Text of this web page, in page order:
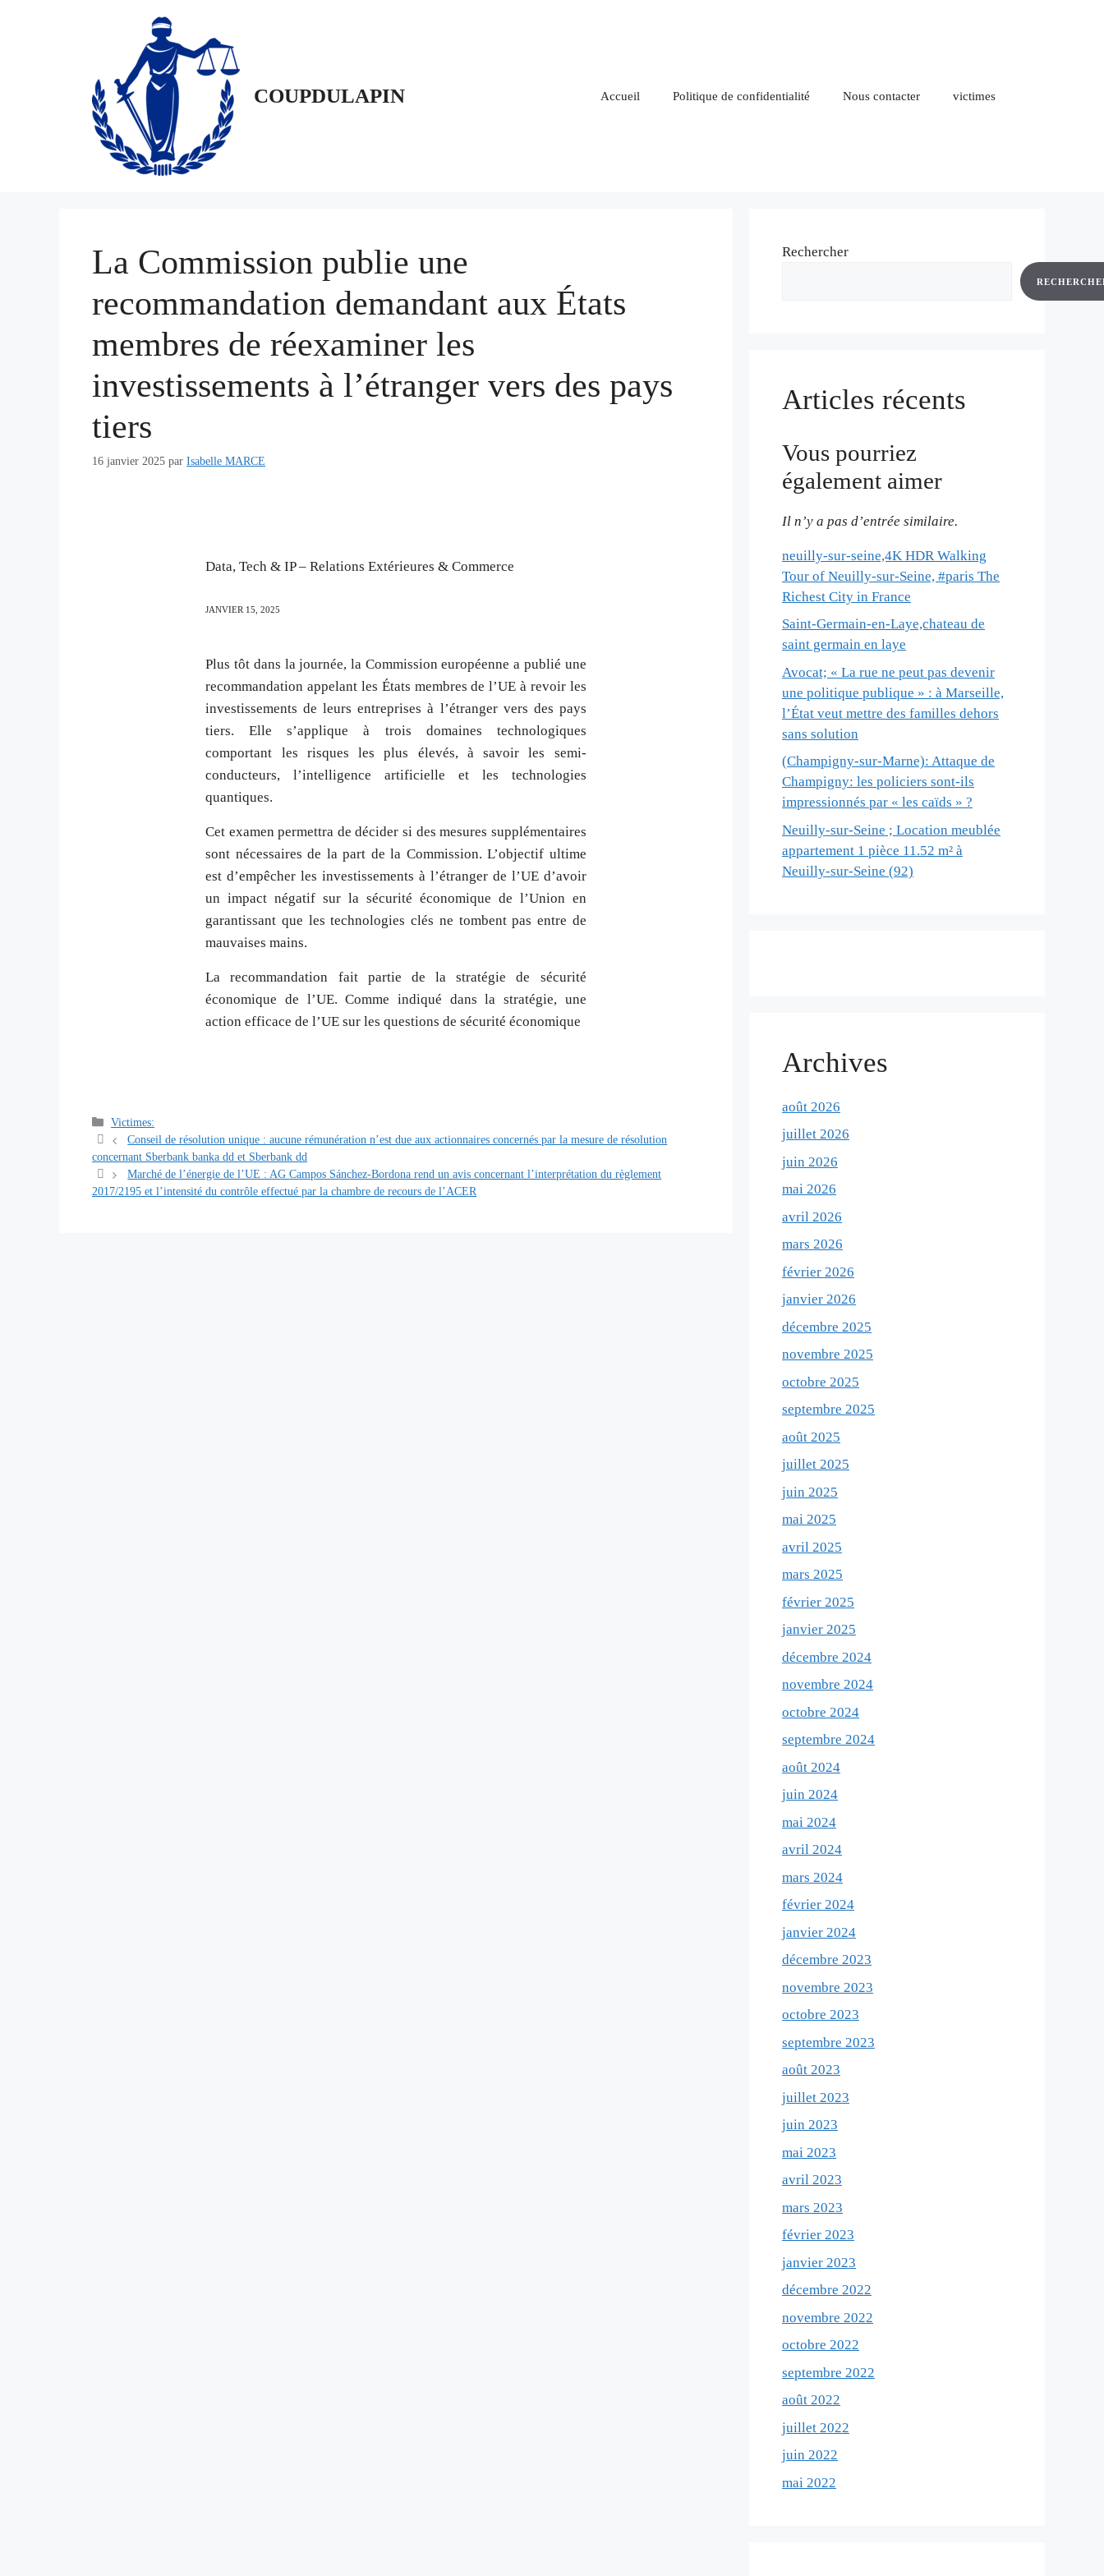
COUPDULAPIN Accueil Politique de confidentialité Nous contacter victimes
La Commission publie une
recommandation demandant aux États
membres de réexaminer les
investissements à l’étranger vers des pays
tiers
16 janvier 2025 par Isabelle MARCE
Data, Tech & IP – Relations Extérieures & Commerce
JANVIER 15,2025
Plus tôt dans la journée, la Commission européenne a publié une
recommandation appelant les États membres de l’UE à revoir les
investissements de leurs entreprises à l’étranger vers des pays
tiers. Elle s’applique à trois domaines technologiques
comportant les risques les plus élevés, à savoir les semi-
conducteurs, l’intelligence artificielle et les technologies
quantiques.
Cet examen permettra de décider si des mesures supplémentaires
sont nécessaires de la part de la Commission. L’objectif ultime
est d’empêcher les investissements à l’étranger de l’UE d’avoir
un impact négatif sur la sécurité économique de l’Union en
garantissant que les technologies clés ne tombent pas entre de
mauvaises mains.
La recommandation fait partie de la stratégie de sécurité
économique de l’UE. Comme indiqué dans la stratégie, une
action efficace de l’UE sur les questions de sécurité économique
Catégories
Victimes:
Navigation
des
articles
Conseil de résolution unique : aucune rémunération n’est due aux actionnaires concernés par la mesure de résolution
concernant Sberbank banka dd et Sberbank dd
Marché de l’énergie de l’UE : AG Campos Sánchez-Bordona rend un avis concernant l’interprétation du règlement
2017/2195 et l’intensité du contrôle effectué par la chambre de recours de l’ACER
Rechercher
Articles récents
Vous pourriez
également aimer
Il n’y a pas d’entrée similaire.
neuilly-sur-seine,4K HDR Walking
Tour of Neuilly-sur-Seine, #paris The
Richest City in France
Saint-Germain-en-Laye,chateau de
saint germain en laye
Avocat; « La rue ne peut pas devenir
une politique publique » : à Marseille,
l’État veut mettre des familles dehors
sans solution
(Champigny-sur-Marne): Attaque de
Champigny: les policiers sont-ils
impressionnés par « les caïds » ?
Neuilly-sur-Seine ; Location meublée
appartement 1 pièce 11.52 m² à
Neuilly-sur-Seine (92)
Archives
août 2026
juillet 2026
juin 2026
mai 2026
avril 2026
mars 2026
février 2026
janvier 2026
décembre 2025
novembre 2025
octobre 2025
septembre 2025
août 2025
juillet 2025
juin 2025
mai 2025
avril 2025
mars 2025
février 2025
janvier 2025
décembre 2024
novembre 2024
octobre 2024
septembre 2024
août 2024
juin 2024
mai 2024
avril 2024
mars 2024
février 2024
janvier 2024
décembre 2023
novembre 2023
octobre 2023
septembre 2023
août 2023
juillet 2023
juin 2023
mai 2023
avril 2023
mars 2023
février 2023
janvier 2023
décembre 2022
novembre 2022
octobre 2022
septembre 2022
août 2022
juillet 2022
juin 2022
mai 2022